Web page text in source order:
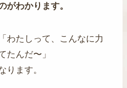
がわかります。
わたしって、こんなに力
たんだ〜」
ります。